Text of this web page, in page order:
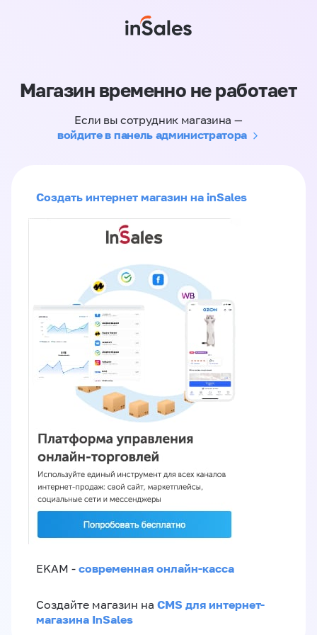
Магазин временно не работает
Если вы сотрудник магазина —
войдите в панель администратора
Создать интернет магазин на inSales
EKAM - современная онлайн-касса
Создайте магазин на CMS для интернет-
магазина InSales